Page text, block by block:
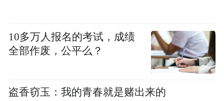
需、共享技术，本土配套愈发紧密，生产成
本有效下降，产业吸引力不断提升。
如今，园区汽车零部件产业年销售额突破100
亿元，车身相关配套产品覆盖面广泛，合作
10多万人报名的考试，成绩
全部作废，公平么？
盗香窃玉：我的青春就是赌出来的